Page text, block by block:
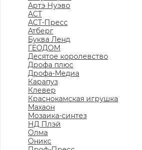
Артэ Нуэво
АСТ
АСТ-Пресс
Атберг
Буква Ленд
ГЕОДОМ
Десятое королевство
Дрофа плюс
Дрофа-Медиа
Карапуз
Клевер
Краснокамская игрушка
Махаон
Мозаика-синтез
НД Плэй
Олма
Оникс